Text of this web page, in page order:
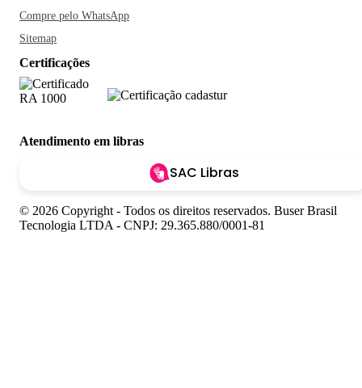
Compre pelo WhatsApp
Sitemap
Certificações
Atendimento em libras
SAC Libras
© 2026 Copyright - Todos os direitos reservados. Buser Brasil
Tecnologia LTDA - CNPJ: 29.365.880/0001-81